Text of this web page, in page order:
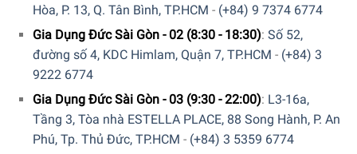
Bảo hành bằng thẻ bảo hành chính hãng từ công ty.
Hàng đúng nguồn gốc, chính hãng, nhập khẩu Đức &
EU.
5/5 - (6 bình chọn)
Hòa, P. 13, Q. Tân Bình, TP.HCM - (+84) 9 7374 6774
Gia Dụng Đức Sài Gòn - 02 (8:30 - 18:30): Số 52,
đường số 4, KDC Himlam, Quận 7, TP.HCM - (+84) 3
9222 6774
Gia Dụng Đức Sài Gòn - 03 (9:30 - 22:00): L3-16a,
Tầng 3, Tòa nhà ESTELLA PLACE, 88 Song Hành, P. An
Phú, Tp. Thủ Đức, TP.HCM - (+84) 3 5359 6774